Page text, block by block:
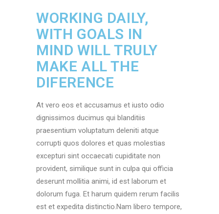
WORKING DAILY,
WITH GOALS IN
MIND WILL TRULY
MAKE ALL THE
DIFERENCE
At vero eos et accusamus et iusto odio
dignissimos ducimus qui blanditiis
praesentium voluptatum deleniti atque
corrupti quos dolores et quas molestias
excepturi sint occaecati cupiditate non
provident, similique sunt in culpa qui officia
deserunt mollitia animi, id est laborum et
dolorum fuga. Et harum quidem rerum facilis
est et expedita distinctio.Nam libero tempore,